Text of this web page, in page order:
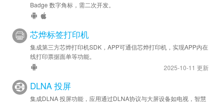
Badge 数字角标，需二次开发。
芯烨标签打印机
集成第三方芯烨打印机SDK，APP可通信芯烨打印机，实现APP内在
线打印票据面单等功能。
2025-10-11 更新
DLNA 投屏
集成DLNA 投屏功能，应用通过DLNA协议与大屏设备如电视，智慧